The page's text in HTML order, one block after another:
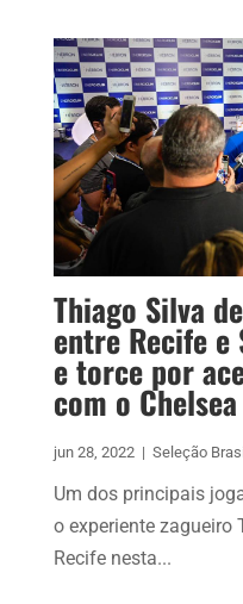
Thiago Silva
entre Recife e
e torce por
com o Chelsea
jun 28, 2022 | Seleção
Um dos principais
o experiente zagueiro
Recife nesta...